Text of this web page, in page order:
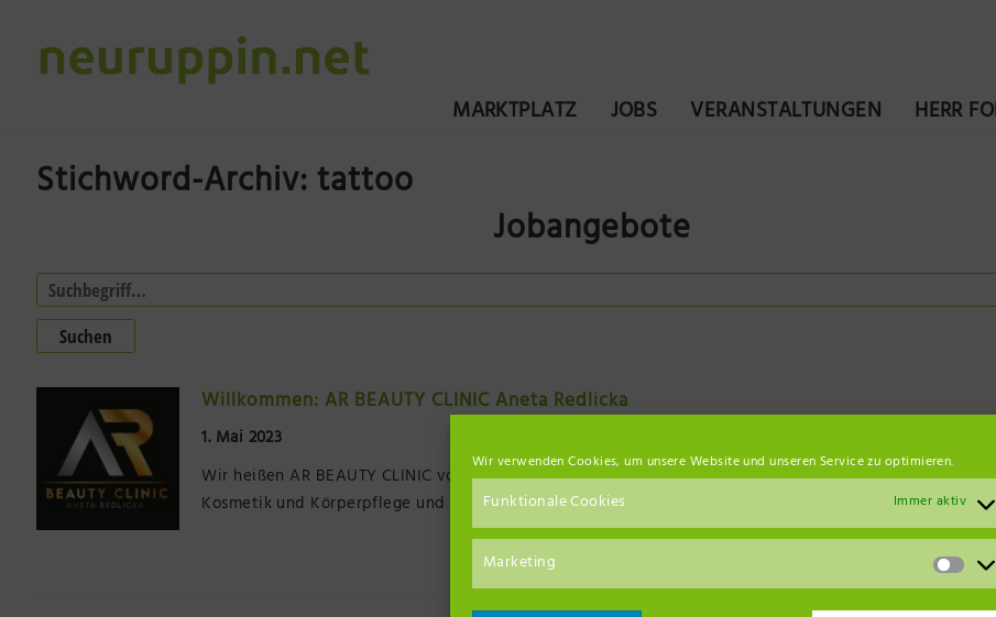
Wir verwenden Cookies, um unsere Website und unseren Service zu optimieren.
Funktionale Cookies Immer aktiv
Marketing
MARKTPLATZ JOBS VERANSTALTUNGEN HERR
Stichword-Archiv: tattoo
Jobangebote
Suchen
Willkommen: AR BEAUTY CLINIC Aneta Redlicka
1. Mai 2023
Wir heißen AR BEAUTY CLINIC von Aneta Redlicka herzlich willkommen auf unserer Plattform. Beauty,
Kosmetik und Körperpflege und Schönheits-OP ohne...
Artikel